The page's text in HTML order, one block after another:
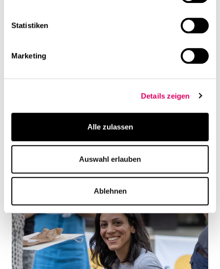
Statistiken
Marketing
Details zeigen
Alle zulassen
Auswahl erlauben
Ablehnen